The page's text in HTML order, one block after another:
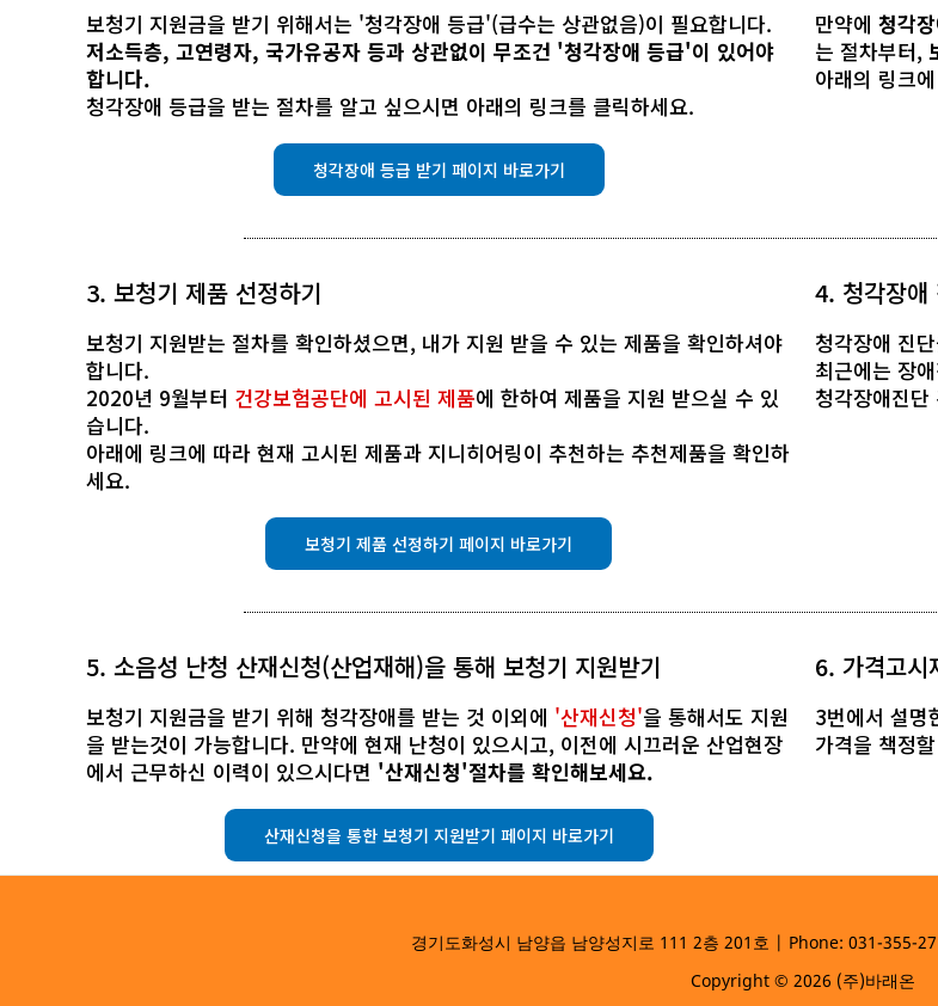
보청기 지원금을 받기 위해서는 '청각장애 등급'(급수는 상관없음)이 필요합니다.
저소득층, 고연령자, 국가유공자 등과 상관없이 무조건 '청각장애 등급'이 있어야
합니다.
청각장애 등급을 받는 절차를 알고 싶으시면 아래의 링크를 클릭하세요.
청각장애 등급 받기 페이지 바로가기
만약에 청각
는 절차부터,
아래의 링크
3. 보청기 제품 선정하기
보청기 지원받는 절차를 확인하셨으면, 내가 지원 받을 수 있는 제품을 확인하셔야
합니다.
2020년 9월부터 건강보험공단에 고시된 제품에 한하여 제품을 지원 받으실 수 있
습니다.
아래에 링크에 따라 현재 고시된 제품과 지니히어링이 추천하는 추천제품을 확인하
세요.
보청기 제품 선정하기 페이지 바로가기
4. 청각장애
청각장애 진
최근에는 장
청각장애진
5. 소음성 난청 산재신청(산업재해)을 통해 보청기 지원받기
보청기 지원금을 받기 위해 청각장애를 받는 것 이외에 '산재신청'을 통해서도 지원
을 받는것이 가능합니다. 만약에 현재 난청이 있으시고, 이전에 시끄러운 산업현장
에서 근무하신 이력이 있으시다면 '산재신청'절차를 확인해보세요.
산재신청을 통한 보청기 지원받기 페이지 바로가기
6. 가격고시
3번에서 설명
가격을 책정
경기도화성시 남양읍 남양성지로 111 2층 201호 | Phone: 031-355-
Copyright © 2026 (주)바래온